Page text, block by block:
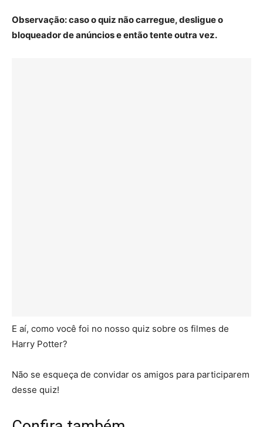
Observação: caso o quiz não carregue, desligue o
bloqueador de anúncios e então tente outra vez.
E aí, como você foi no nosso quiz sobre os filmes de
Harry Potter?
Não se esqueça de convidar os amigos para participarem
desse quiz!